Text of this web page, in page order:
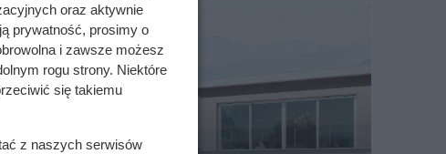
oraz aktywnie
prywatność, prosimy o
i zawsze możesz
rogu strony. Niektóre
się takiemu
z naszych serwisów